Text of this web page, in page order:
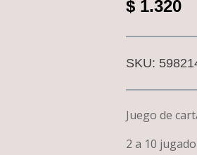
$1.320
SKU:
Juego de
2 a 10